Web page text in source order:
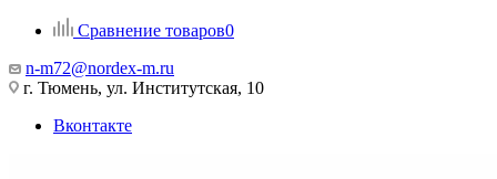
Сравнение товаров0
n-m72@nordex-m.ru
г. Тюмень, ул. Институтская, 10
Вконтакте